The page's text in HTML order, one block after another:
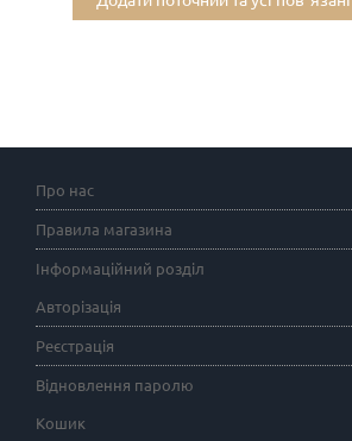
Про нас
Правила магазина
Інформаційний розділ
Авторізація
Реєстрація
Відновлення паролю
Кошик